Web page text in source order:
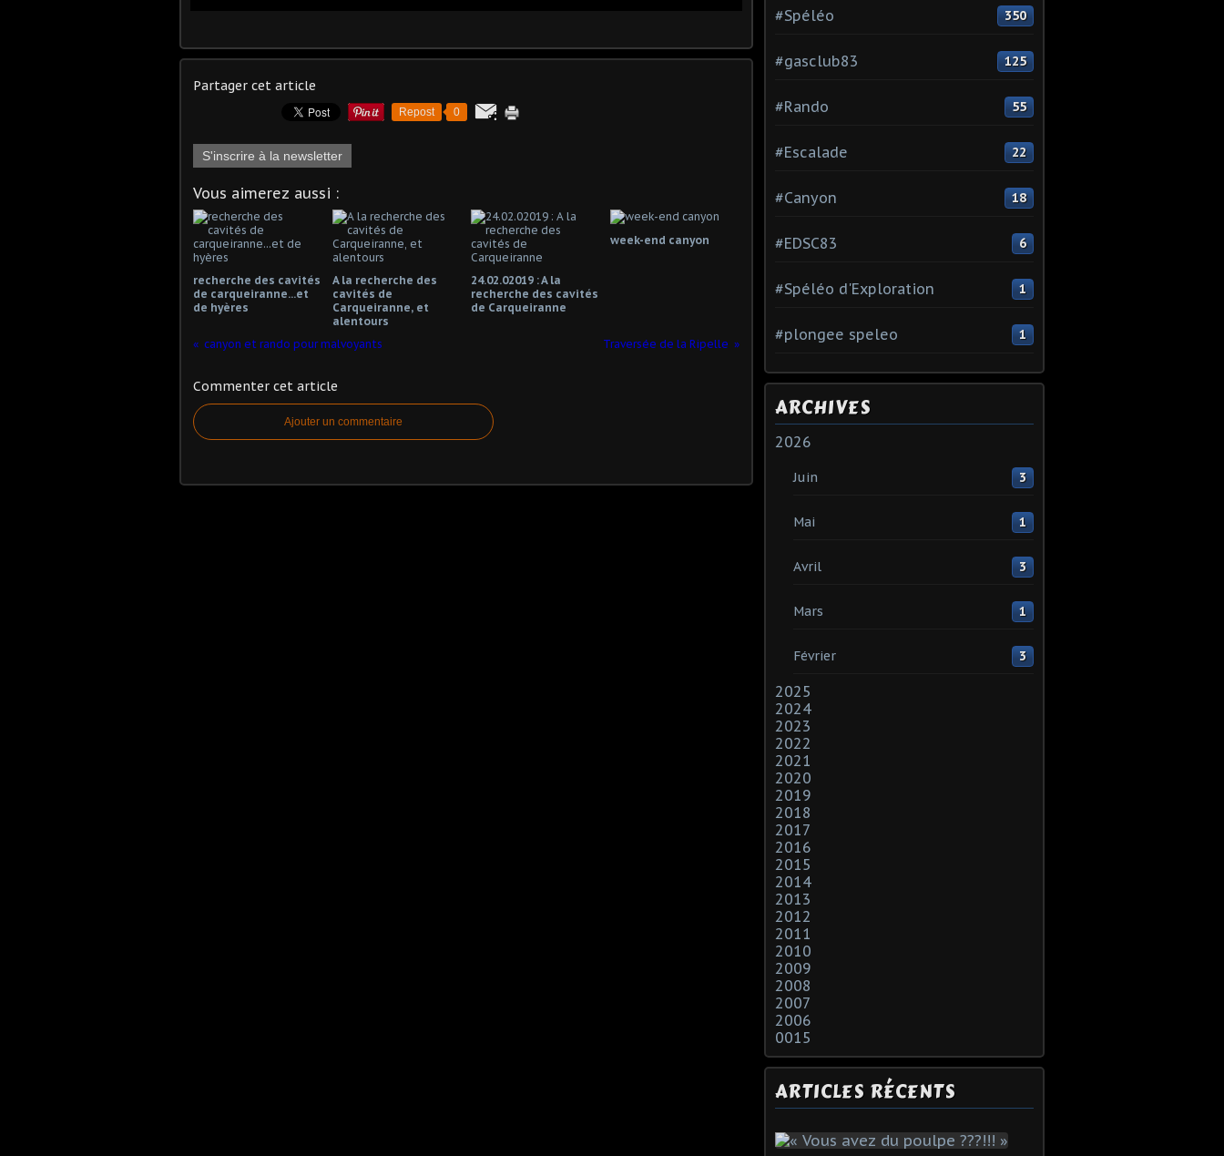
Partager cet article
Repost 0
S'inscrire à la newsletter
Vous aimerez aussi :
recherche des cavités
de carqueiranne...et
de hyères
A la recherche des
cavités de
Carqueiranne, et
alentours
24.02.02019 : A la
recherche des cavités
de Carqueiranne
week-end canyon
canyon et rando pour malvoyants Traversée de la Ripelle
Commenter cet article
Ajouter un commentaire
#Spéléo 350
#gasclub83 125
#Rando 55
#Escalade 22
#Canyon 18
#EDSC83 6
#Spéléo d'Exploration 1
#plongee speleo 1
ARCHIVES
2026
Juin 3
Mai 1
Avril 3
Mars 1
Février 3
2025
2024
2023
2022
2021
2020
2019
2018
2017
2016
2015
2014
2013
2012
2011
2010
2009
2008
2007
2006
0015
ARTICLES RÉCENTS